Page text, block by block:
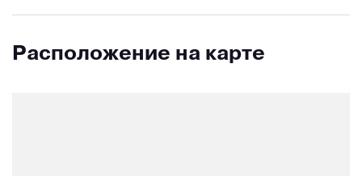
Расположение на карте